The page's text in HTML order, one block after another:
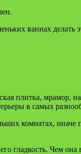
ваннах делать
плитка, мрамор,
в самых
комнатах,
гладкость. Чем